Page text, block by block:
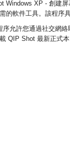
Windows XP - 創建
的軟件工具。該程序
序允許您通過社交網
QIP Shot 最新正式